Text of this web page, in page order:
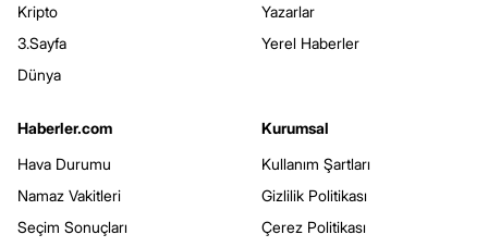
Kripto
3.Sayfa
Dünya
Yazarlar
Yerel Haberler
Haberler.com
Hava Durumu
Namaz Vakitleri
Seçim Sonuçları
Kurumsal
Kullanım Şartları
Gizlilik Politikası
Çerez Politikası